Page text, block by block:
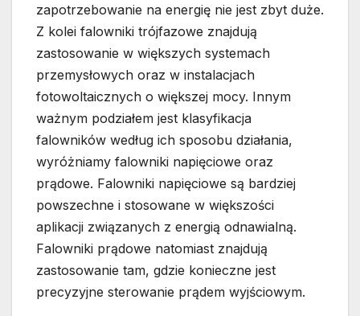
zapotrzebowanie na energię nie jest zbyt duże.
Z kolei falowniki trójfazowe znajdują
zastosowanie w większych systemach
przemysłowych oraz w instalacjach
fotowoltaicznych o większej mocy. Innym
ważnym podziałem jest klasyfikacja
falowników według ich sposobu działania,
wyróżniamy falowniki napięciowe oraz
prądowe. Falowniki napięciowe są bardziej
powszechne i stosowane w większości
aplikacji związanych z energią odnawialną.
Falowniki prądowe natomiast znajdują
zastosowanie tam, gdzie konieczne jest
precyzyjne sterowanie prądem wyjściowym.